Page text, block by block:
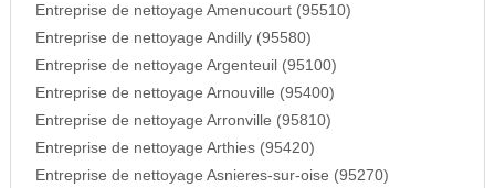
Entreprise de nettoyage Amenucourt (95510)
Entreprise de nettoyage Andilly (95580)
Entreprise de nettoyage Argenteuil (95100)
Entreprise de nettoyage Arnouville (95400)
Entreprise de nettoyage Arronville (95810)
Entreprise de nettoyage Arthies (95420)
Entreprise de nettoyage Asnieres-sur-oise (95270)